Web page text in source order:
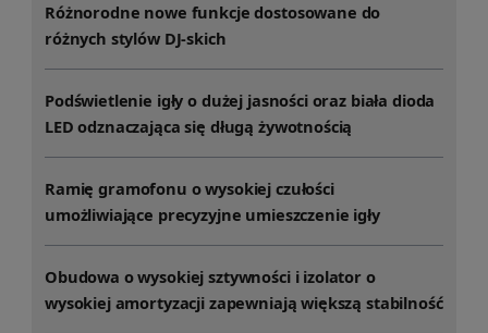
Różnorodne nowe funkcje dostosowane do
różnych stylów DJ-skich
Podświetlenie igły o dużej jasności oraz biała dioda
LED odznaczająca się długą żywotnością
Ramię gramofonu o wysokiej czułości
umożliwiające precyzyjne umieszczenie igły
Obudowa o wysokiej sztywności i izolator o
wysokiej amortyzacji zapewniają większą stabilność